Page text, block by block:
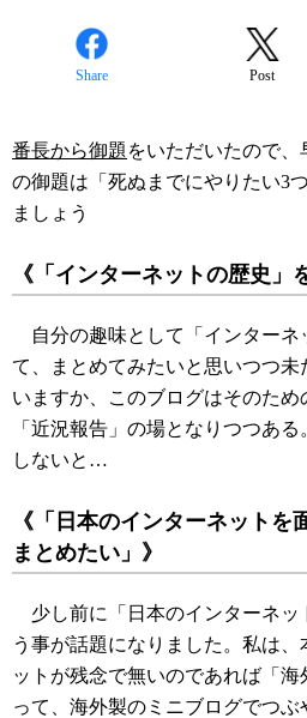
Share Post
番長から御題 をいただいたので、
の御題は「死ぬまでにやりたい3
ましょう
《「インターネットの歴史」
自分の趣味として「インターネ
て、まとめてみたいと思いつつ
いますか、このブログはそのた
「近況報告」の場となりつつあ
しないと…
《「日本のインターネットを
まとめたい」》
少し前に「日本のインターネッ
う事が話題になりました。私は
ットが残念で無いのであれば「
って、海外製のミニブログでつぶ